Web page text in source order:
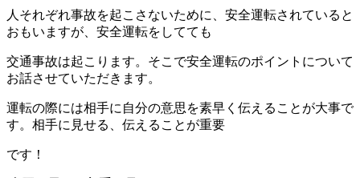
人それぞれ事故を起こさないために、安全運転されていると
おもいますが、安全運転をしてても
交通事故は起こります。そこで安全運転のポイントについて
お話させていただきます。
運転の際には相手に自分の意思を素早く伝えることが大事で
す。相手に見せる、伝えることが重要
です！